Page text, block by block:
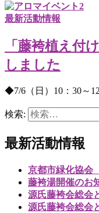
最新活動情報
「藤袴植え付
しました
◆7/6（日）10：30～
検索:
最新活動情報
京都市緑化協会
藤袴湯開催のお
源氏藤袴会総会
源氏藤袴会総会